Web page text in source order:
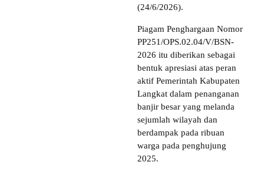
(24/6/2026).
Piagam Penghargaan Nomor
PP251/OPS.02.04/V/BSN-
2026 itu diberikan sebagai
bentuk apresiasi atas peran
aktif Pemerintah Kabupaten
Langkat dalam penanganan
banjir besar yang melanda
sejumlah wilayah dan
berdampak pada ribuan
warga pada penghujung
2025.